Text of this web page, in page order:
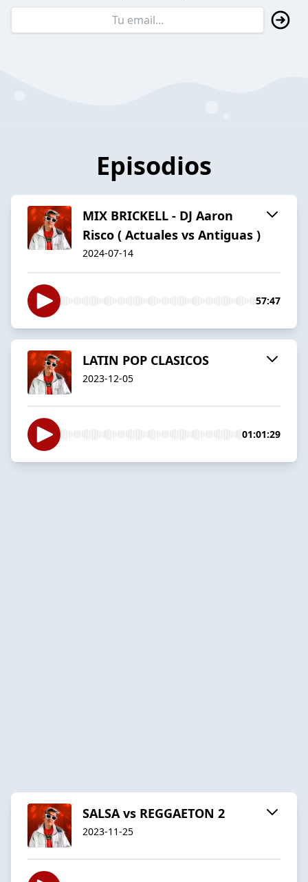
Episodios
MIX BRICKELL - DJ Aaron
Risco ( Actuales vs Antiguas )
2024-07-14
57:47
LATIN POP CLASICOS
2023-12-05
01:01:29
SALSA vs REGGAETON 2
2023-11-25